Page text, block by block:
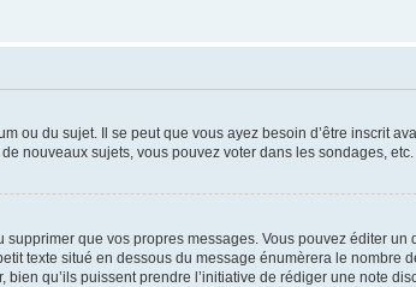
ou du sujet. Il se peut que vous ayez besoin d’être inscrit
nouveaux sujets, vous pouvez voter dans les sondages, etc.
que vos propres messages. Vous pouvez éditer
texte situé en dessous du message énumèrera le nombre
bien qu’ils puissent prendre l’initiative de rédiger une note